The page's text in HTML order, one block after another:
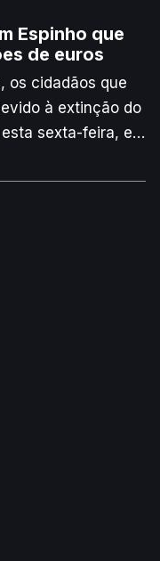
Espinho que
de euros
os cidadãos que
à extinção do
sexta-feira, em
e centenas